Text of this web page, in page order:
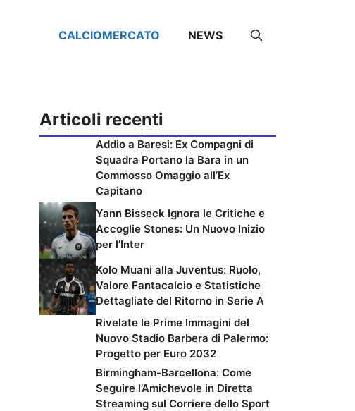
CALCIOMERCATO NEWS
Articoli recenti
Addio a Baresi: Ex Compagni di
Squadra Portano la Bara in un
Commosso Omaggio all’Ex
Capitano
Yann Bisseck Ignora le Critiche e
Accoglie Stones: Un Nuovo Inizio
per l’Inter
Kolo Muani alla Juventus: Ruolo,
Valore Fantacalcio e Statistiche
Dettagliate del Ritorno in Serie A
Rivelate le Prime Immagini del
Nuovo Stadio Barbera di Palermo:
Progetto per Euro 2032
Birmingham-Barcellona: Come
Seguire l’Amichevole in Diretta
Streaming sul Corriere dello Sport